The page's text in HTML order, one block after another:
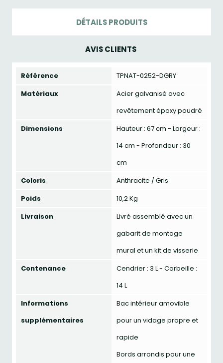
DÉTAILS PRODUITS
AVIS CLIENTS
Référence
TPNAT-0252-DGRY
Matériaux
Acier galvanisé avec
revêtement époxy poudré
Dimensions
Hauteur : 67 cm - Largeur :
14 cm - Profondeur : 30
cm
Coloris
Anthracite / Gris
Poids
10,2 Kg
Livraison
Livré assemblé avec un
gabarit de montage
mural et un kit de visserie
Contenance
Cendrier : 3 L - Corbeille :
14 L
Informations
supplémentaires
Bac intérieur amovible
pour un vidage propre et
rapide
Bords arrondis pour une